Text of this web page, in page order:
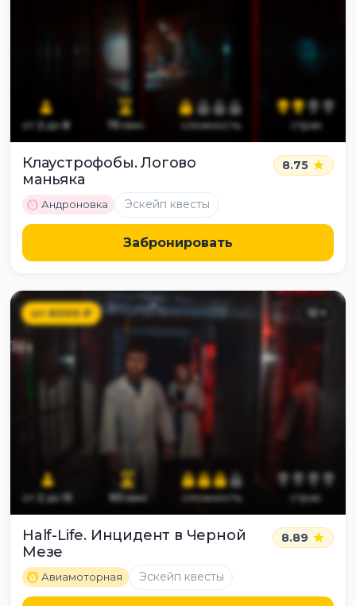
от 2до8 75мин сложность страх
Клаустрофобы. Логово
маньяка
8.75
M Андроновка Эскейп квесты
Забронировать
от6000₽ 12+
от 2до 15 90мин сложность страх
Half-Life. Инцидент в Черной
Мезе
8.89
M Авиамоторная Эскейп квесты